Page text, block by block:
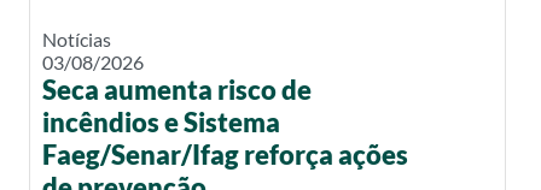
Notícias
03/08/2026
Seca aumenta risco de
incêndios e Sistema
Faeg/Senar/Ifag reforça ações